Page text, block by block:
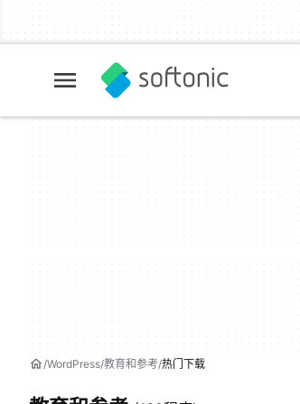
WordPress 教育和参考 热门下载